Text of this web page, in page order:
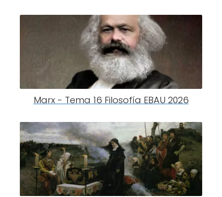
Marx - Tema 16 Filosofía EBAU 2026